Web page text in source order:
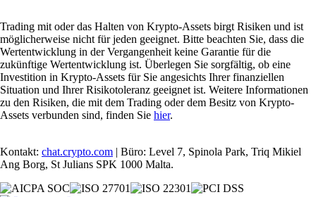
Trading mit oder das Halten von Krypto-Assets birgt Risiken und ist
möglicherweise nicht für jeden geeignet. Bitte beachten Sie, dass die
Wertentwicklung in der Vergangenheit keine Garantie für die
zukünftige Wertentwicklung ist. Überlegen Sie sorgfältig, ob eine
Investition in Krypto-Assets für Sie angesichts Ihrer finanziellen
Situation und Ihrer Risikotoleranz geeignet ist. Weitere Informationen
zu den Risiken, die mit dem Trading oder dem Besitz von Krypto-
Assets verbunden sind, finden Sie hier.
Kontakt: chat.crypto.com | Büro: Level 7, Spinola Park, Triq Mikiel
Ang Borg, St Julians SPK 1000 Malta.